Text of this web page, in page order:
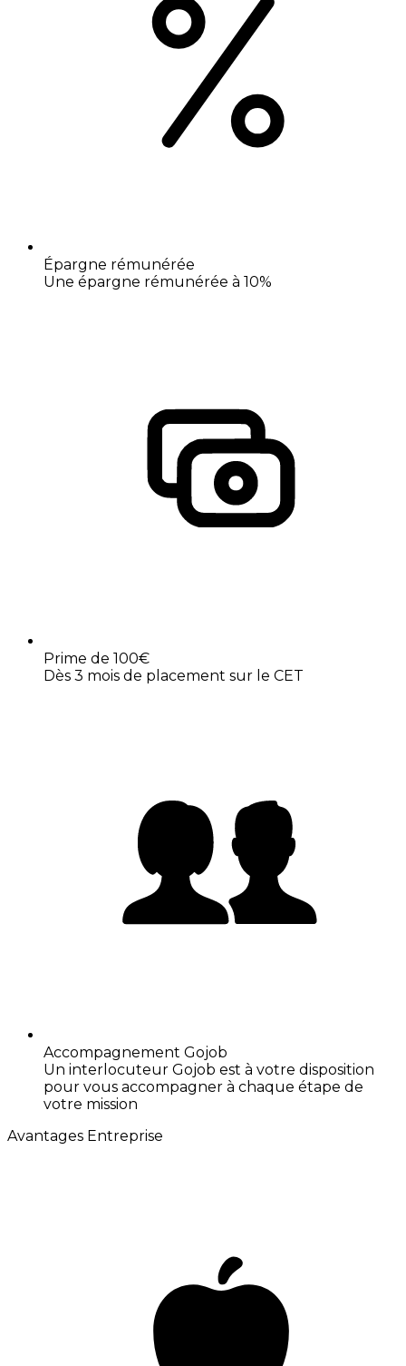
Épargne rémunérée
Une épargne rémunérée à 10%
Prime de 100€
Dès 3 mois de placement sur le CET
Accompagnement Gojob
Un interlocuteur Gojob est à votre disposition
pour vous accompagner à chaque étape de
votre mission
Avantages Entreprise